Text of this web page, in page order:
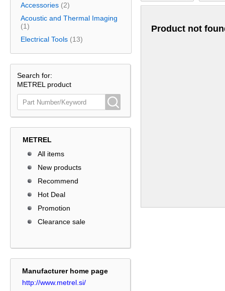
Accessories (2)
Acoustic and Thermal Imaging
(1)
Electrical Tools (13)
Search for:
METREL product
METREL
All items
New products
Recommend
Hot Deal
Promotion
Clearance sale
Manufacturer home page
http://www.metrel.si/
Product not